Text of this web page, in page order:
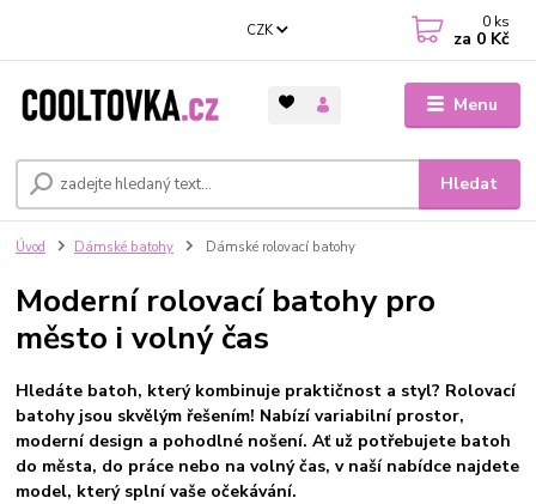
Menu
CZK
Hledat
0 ks
za 0 Kč
Úvod Dámské batohy Dámské rolovací batohy
Moderní rolovací batohy pro
město i volný čas
Hledáte batoh, který kombinuje praktičnost a styl? Rolovací
batohy jsou skvělým řešením! Nabízí variabilní prostor,
moderní design a pohodlné nošení. Ať už potřebujete batoh
do města, do práce nebo na volný čas, v naší nabídce najdete
model, který splní vaše očekávání.